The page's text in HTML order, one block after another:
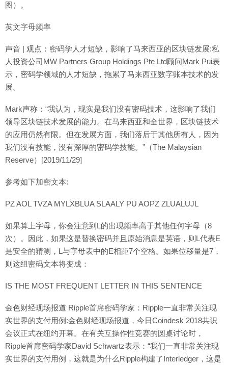
图）。
英文字母频率
声音 | 观点：密码学人才短缺，影响了马来西亚的区块链发展:私
人投资公司MW Partners Group Holdings Pte Ltd顾问Mark Pui表
示，密码学领域的人才短缺，拖累了马来西亚数字账本技术的发
展。
Mark声称：“我认为，现实是我们没有密码技术，这影响了我们
领导区块链技术发展的能力。在马来西亚和全世界，区块链技术
的应用仍然有限。但在发展方面，我们落后于其他所有人，因为
我们没有技能，没有深厚的密码学技能。”（The Malaysian
Reserve）[2019/11/29]
参考如下加密文本:
PZ AOL TVZA MYLXBLUA SLAALY PU AOPZ ZLUALUJL
如果算上字母，你会注意到L的出现频率高于其他任何字母（8
次）。因此，如果这是替换密码并且原始消息是英语，则L代表E
是安全的猜测，L与字母表中的E相距7个空格。如果位移量是7，
则这组密码文本将变成：
IS THE MOST FREQUENT LETTER IN THIS SENTENCE
金色财经现场报道 Ripple首席密码学家：Ripple一直非常关注现
实世界的支付用例:金色财经现场报道，今日Coindesk 2018共识
会议正式在纽约开幕。在有关互操作性竞赛的圆桌讨论时，
Ripple首席密码学家David Schwartz表示：“我们一直非常关注现
实世界的支付用例，这就是为什么Ripple构建了Interledger，这是